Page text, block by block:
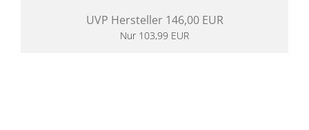
UVP Hersteller 146,00 EUR
Nur 103,99 EUR